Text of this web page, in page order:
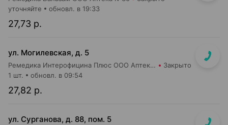
27,73 р.
уточняйте обновл. в 19:33
ул. Могилевская, д. 5
Ремедика Интерофицина Плюс ООО Аптека №4 Закрыто
27,82 р.
1 шт. обновл. в 09:54
ул. Сурганова, д. 88, пом. 5